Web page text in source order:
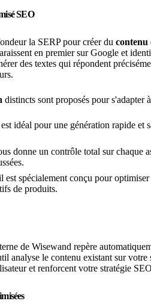
SEO
la SERP pour créer du contenu
en premier sur Google et
des textes qui répondent
distincts sont proposés pour s'adapter
idéal pour une génération rapide et
donne un contrôle total sur chaque
est spécialement conçu pour optimiser
de produits.
de Wisewand repère
analyse le contenu existant sur votre
et renforcent votre stratégie